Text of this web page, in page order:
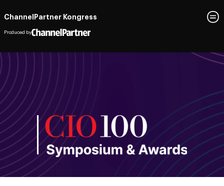
ChannelPartner Kongress
Produced by